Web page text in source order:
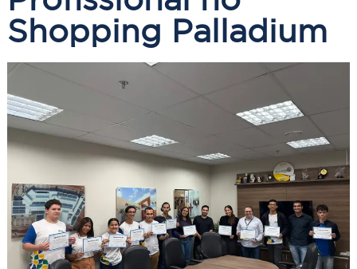
Shopping Palladium